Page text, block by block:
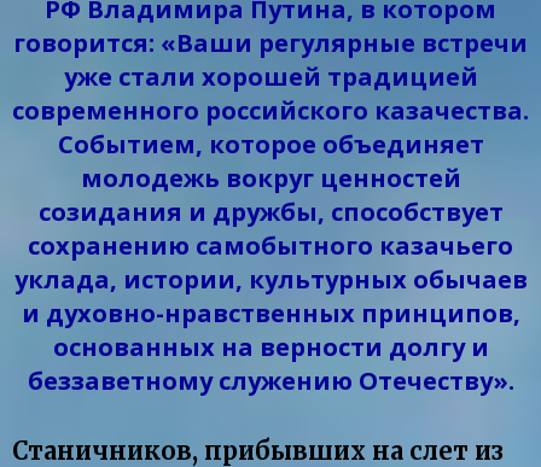
РФ Владимира Путина, в котором
говорится: «Ваши регулярные встречи
уже стали хорошей традицией
современного российского казачества.
Событием, которое объединяет
молодежь вокруг ценностей
созидания и дружбы, способствует
сохранению самобытного казачьего
уклада, истории, культурных обычаев
и духовно-нравственных принципов,
основанных на верности долгу и
беззаветному служению Отечеству».
Станичников, прибывших на слет из